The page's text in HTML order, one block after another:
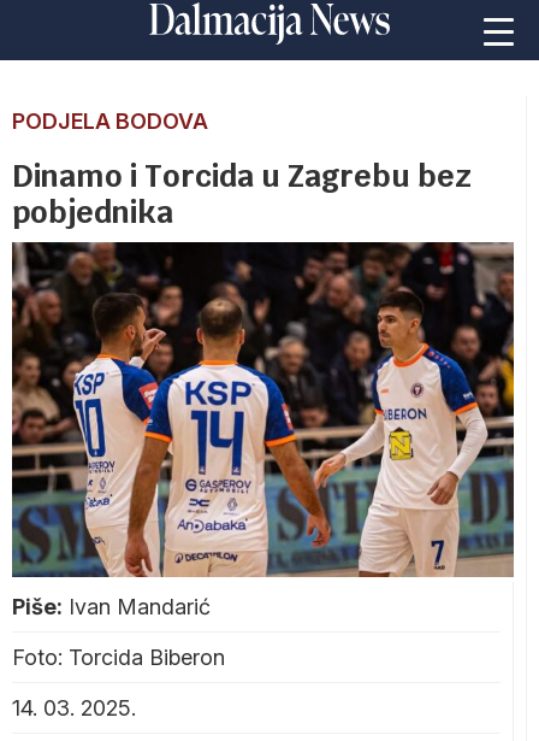
PODJELA BODOVA
Dinamo i Torcida u Zagrebu bez
pobjednika
Piše: Ivan Mandarić
Foto: Torcida Biberon
14. 03. 2025.